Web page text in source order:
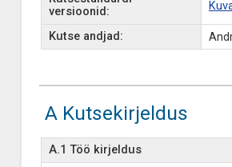
versioonid:
Kutse andjad:
A Kutsekirjeldus
A.1 Töö kirjeldus